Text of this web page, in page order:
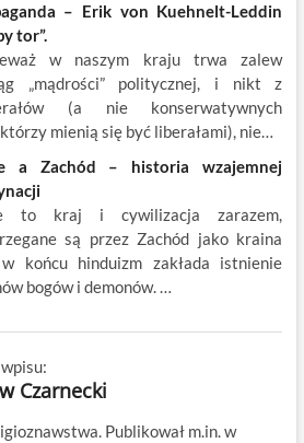
– Erik von Kuehnelt-Leddin
tor”.
w naszym kraju trwa zalew
„mądrości” politycznej, i nikt z
(a nie konserwatywnych
mienią się być liberałami), nie…
a Zachód – historia wzajemnej
to kraj i cywilizacja zarazem,
są przez Zachód jako kraina
końcu hinduizm zakłada istnienie
bogów i demonów. …
Czarnecki
Publikował m.in. w